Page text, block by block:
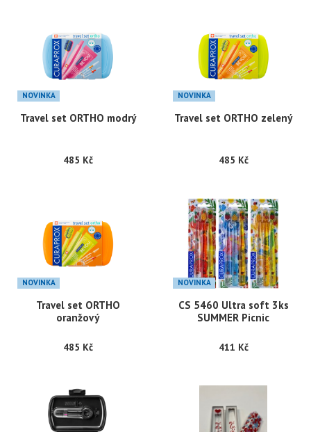
NOVINKA
Travel set ORTHO modrý
485 Kč
NOVINKA
Travel set ORTHO zelený
485 Kč
NOVINKA
Travel set ORTHO
oranžový
485 Kč
NOVINKA
CS 5460 Ultra soft 3ks
SUMMER Picnic
411 Kč